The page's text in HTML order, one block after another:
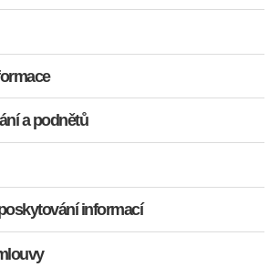
a podnětů
informací